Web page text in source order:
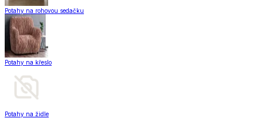
Potahy na rohovou sedačku
Potahy na křeslo
Potahy na židle